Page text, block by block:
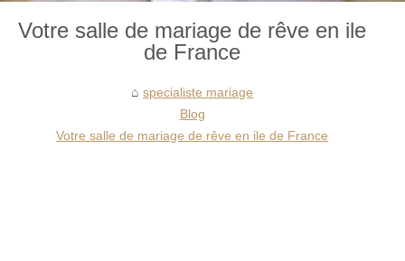
Votre salle de mariage de rêve en ile
de France
specialiste mariage
Blog
Votre salle de mariage de rêve en ile de France